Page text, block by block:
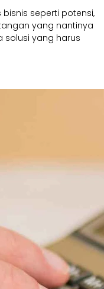
seperti potensi,
yang nantinya
yang harus